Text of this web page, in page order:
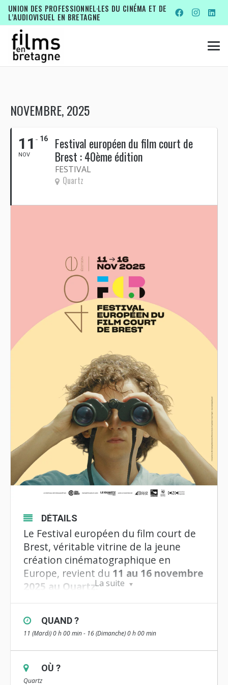
UNION DES PROFESSIONNEL·LES DU CINÉMA ET DE
L’AUDIOVISUEL EN BRETAGNE
NOVEMBRE, 2025
11
NOV
16
Festival européen du film court de
Brest : 40ème édition
FESTIVAL
Quartz
La suite
DÉTAILS
Le Festival européen du film court de
Brest, véritable vitrine de la jeune
création cinématographique en
Europe, revient du 11 au 16 novembre
2025 au Quartz.
Pour sa 40e édition, le Festival
européen du film court de Brest vous
invite a une semaine de découverte de
compétition, programmes off et
séances rétrospectives, comme un
QUAND ?
11 (Mardi) 0 h 00 min - 16 (Dimanche) 0 h 00 min
OÙ ?
Quartz